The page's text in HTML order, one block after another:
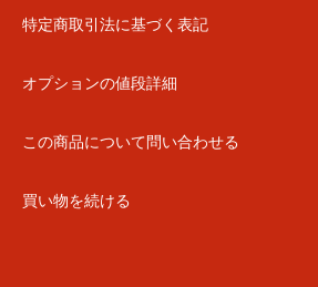
特定商取引法に基づく表記
オプションの値段詳細
この商品について問い合わせる
買い物を続ける